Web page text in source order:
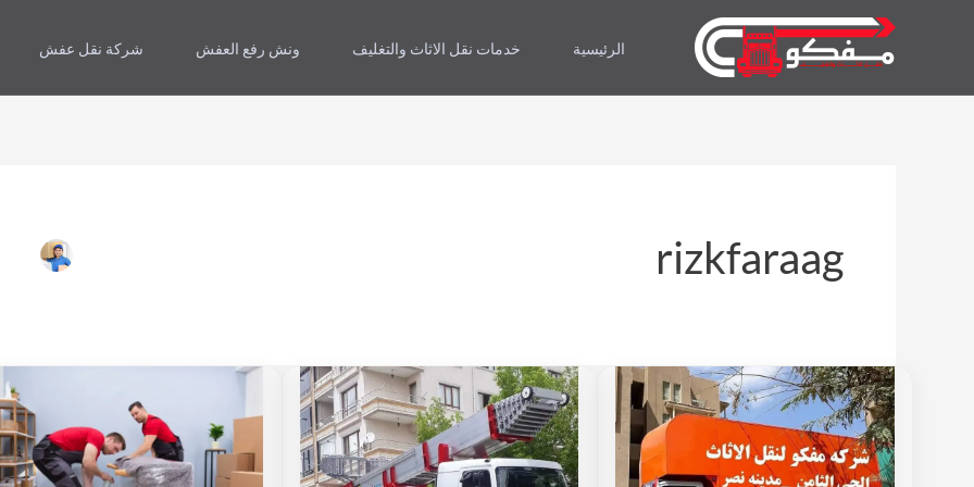
الرئيسية خدمات نقل الاثاث والتغليف ونش رفع العفش شركة نقل عفش
rizkfaraag
شركات
نقل
الأثاث
بزهراء
شركات
نقل
الأثاث
بمدينة
وتركيب
وتغليف
العفش